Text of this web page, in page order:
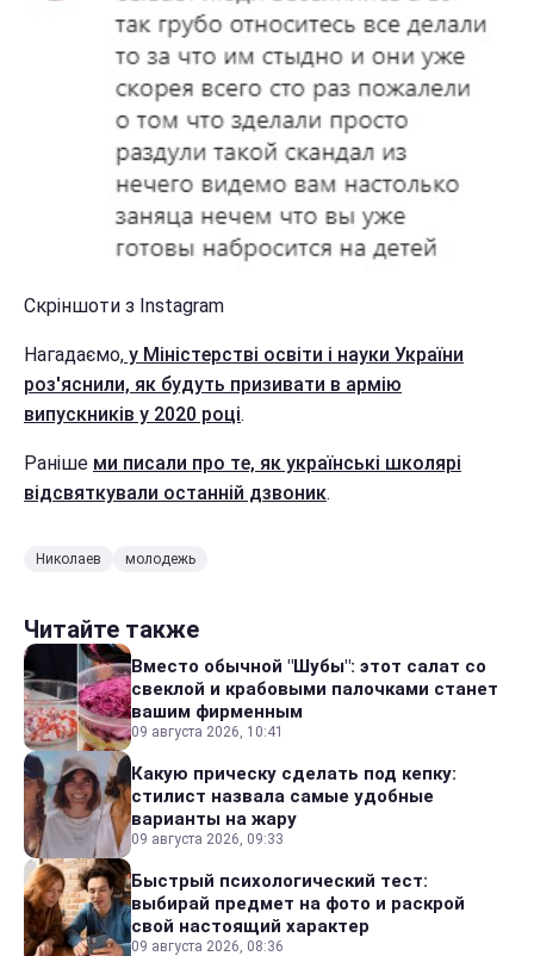
Скріншоти з Instagram
Нагадаємо, у Міністерстві освіти і науки України
роз'яснили, як будуть призивати в армію
випускників у 2020 році.
Раніше ми писали про те, як українські школярі
відсвяткували останній дзвоник.
Николаев молодежь
Читайте также
Вместо обычной "Шубы": этот салат со
свеклой и крабовыми палочками станет
вашим фирменным
09 августа 2026, 10:41
Какую прическу сделать под кепку:
стилист назвала самые удобные
варианты на жару
09 августа 2026, 09:33
Быстрый психологический тест:
выбирай предмет на фото и раскрой
свой настоящий характер
09 августа 2026, 08:36